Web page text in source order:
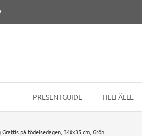
PRESENTGUIDE TILLFÄLLE
Grattis på födelsedagen, 340x35 cm, Grön